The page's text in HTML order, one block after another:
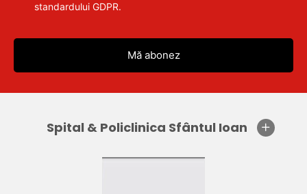
standardului GDPR.
Spital & Policlinica Sfântul Ioan